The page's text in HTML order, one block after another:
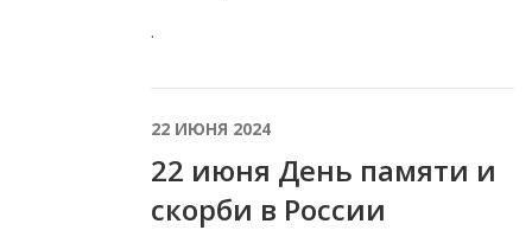
.
22 ИЮНЯ 2024
22 июня День памяти и
скорби в России